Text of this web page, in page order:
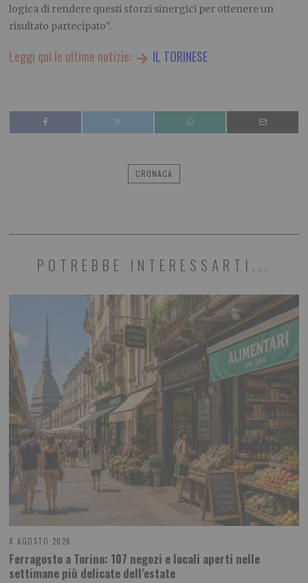
logica di rendere questi sforzi sinergici per ottenere un
risultato partecipato”.
Leggi qui le ultime notizie: IL TORINESE
CRONACA
POTREBBE INTERESSARTI...
8 AGOSTO 2026
Ferragosto a Torino: 107 negozi e locali aperti nelle
settimane più delicate dell’estate